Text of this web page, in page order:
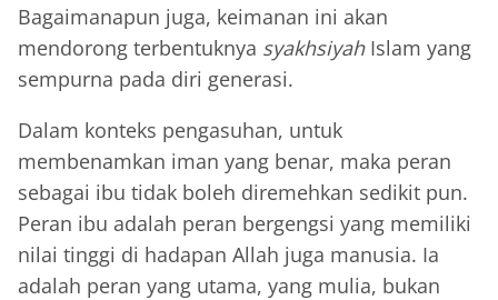
Bagaimanapun juga, keimanan ini akan
mendorong terbentuknya syakhsiyahIslam yang
sempurna pada diri generasi.
Dalam konteks pengasuhan, untuk
membenamkan iman yang benar, maka peran
sebagai ibu tidak boleh diremehkan sedikit pun.
Peran ibu adalah peran bergengsi yang memiliki
nilai tinggi di hadapan Allah juga manusia. Ia
adalah peran yang utama, yang mulia, bukan